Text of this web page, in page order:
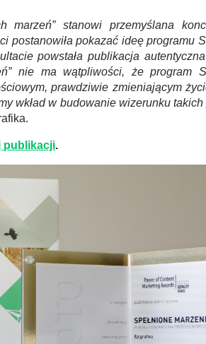
marzeń” stanowi przemyślana
postanowiła pokazać ideę programu
powstała publikacja
nie ma wątpliwości, że program
prawdziwie zmieniającym
wkład w budowanie wizerunku
publikacji.